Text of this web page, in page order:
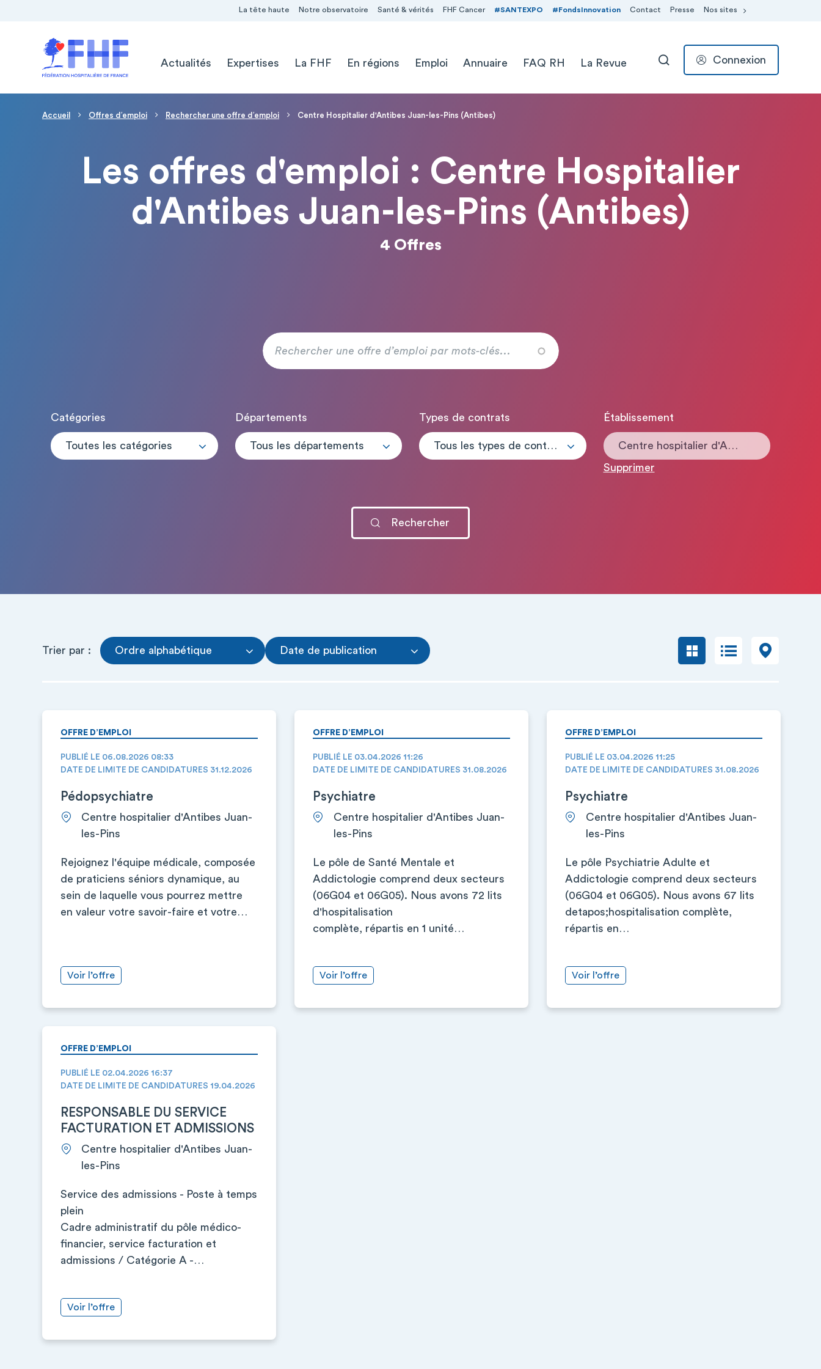
La tête haute Notre observatoire Santé & vérités FHF Cancer #SANTEXPO #FondsInnovation Contact Presse Nos sites
Actualités
Expertises La FHF En régions Emploi Annuaire FAQ RH La Revue RECHERCHER
Connexion
Fil d'Ariane
Accueil Offres d′emploi Rechercher une offre d′emploi Centre Hospitalier d'Antibes Juan-les-Pins (Antibes)
Les offres d'emploi : Centre Hospitalier
d'Antibes Juan-les-Pins (Antibes)
4 Offres
Catégories
Toutes les catégories
Départements
Tous les départements
Types de contrats
Tous les types de contrats
Établissement
Centre hospitalier d'Antibes Juan-les-Pins
Supprimer
Trier par : Ordre alphabétique Date de publication
OFFRE D’EMPLOI
PUBLIÉ LE 06.08.2026 08:33
DATE DE LIMITE DE CANDIDATURES 31.12.2026
Pédopsychiatre
Centre hospitalier d'Antibes Juan-
les-Pins
Rejoignez l'équipe médicale, composée
de praticiens séniors dynamique, au
sein de laquelle vous pourrez mettre
en valeur votre savoir-faire et votre…
Voir l’offre
OFFRE D’EMPLOI
PUBLIÉ LE 03.04.2026 11:26
DATE DE LIMITE DE CANDIDATURES 31.08.2026
Psychiatre
Centre hospitalier d'Antibes Juan-
les-Pins
Le pôle de Santé Mentale et
Addictologie comprend deux secteurs
(06G04 et 06G05). Nous avons 72 lits
d'hospitalisation
complète, répartis en 1 unité…
Voir l’offre
OFFRE D’EMPLOI
PUBLIÉ LE 03.04.2026 11:25
DATE DE LIMITE DE CANDIDATURES 31.08.2026
Psychiatre
Centre hospitalier d'Antibes Juan-
les-Pins
Le pôle Psychiatrie Adulte et
Addictologie comprend deux secteurs
(06G04 et 06G05). Nous avons 67 lits
detapos;hospitalisation complète,
répartis en…
Voir l’offre
OFFRE D’EMPLOI
PUBLIÉ LE 02.04.2026 16:37
DATE DE LIMITE DE CANDIDATURES 19.04.2026
RESPONSABLE DU SERVICE
FACTURATION ET ADMISSIONS
Centre hospitalier d'Antibes Juan-
les-Pins
Service des admissions - Poste à temps
plein
Cadre administratif du pôle médico-
financier, service facturation et
admissions / Catégorie A -…
Voir l’offre